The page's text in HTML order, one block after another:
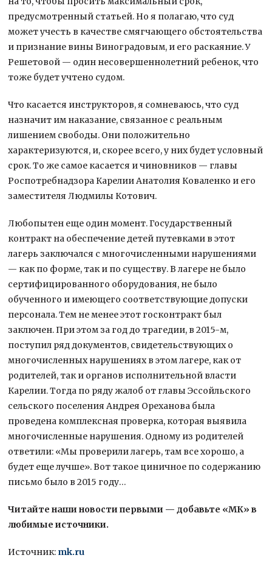
предусмотренный статьей. Но я полагаю, что суд
может учесть в качестве смягчающего обстоятельства
и признание вины Виноградовым, и его раскаяние. У
Решетовой — один несовершеннолетний ребенок, что
тоже будет учтено судом.
Что касается инструкторов, я сомневаюсь, что суд
назначит им наказание, связанное с реальным
лишением свободы. Они положительно
характеризуются, и, скорее всего, у них будет условный
срок. То же самое касается и чиновников — главы
Роспотребнадзора Карелии Анатолия Коваленко и его
заместителя Людмилы Котович.
Любопытен еще один момент. Государственный
контракт на обеспечение детей путевками в этот
лагерь заключался с многочисленными нарушениями
— как по форме, так и по существу. В лагере не было
сертифицированного оборудования, не было
обученного и имеющего соответствующие допуски
персонала. Тем не менее этот госконтракт был
заключен. При этом за год до трагедии, в 2015-м,
поступил ряд документов, свидетельствующих о
многочисленных нарушениях в этом лагере, как от
родителей, так и органов исполнительной власти
Карелии. Тогда по ряду жалоб от главы Эссойльского
сельского поселения Андрея Ореханова была
проведена комплексная проверка, которая выявила
многочисленные нарушения. Одному из родителей
ответили: «Мы проверили лагерь, там все хорошо, а
будет еще лучше». Вот такое циничное по содержанию
письмо было в 2015 году…
Читайте наши новости первыми — добавьте «МК» в
любимые источники.
Источник: mk.ru